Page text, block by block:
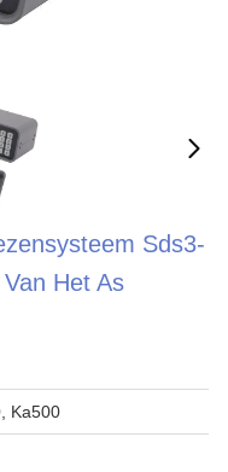
Sds3-
Het As
Ka500